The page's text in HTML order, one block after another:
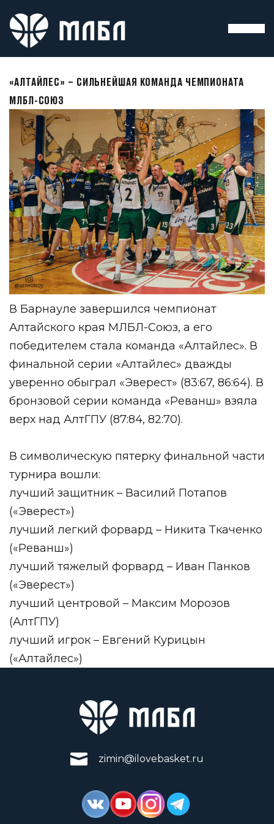
«АЛТАЙЛЕС» – СИЛЬНЕЙШАЯ КОМАНДА ЧЕМПИОНАТА
МЛБЛ-СОЮЗ
В Барнауле завершился чемпионат
Алтайского края МЛБЛ-Союз, а его
победителем стала команда «Алтайлес». В
финальной серии «Алтайлес» дважды
уверенно обыграл «Эверест» (83:67, 86:64). В
бронзовой серии команда «Реванш» взяла
верх над АлтГПУ (87:84, 82:70).
В символическую пятерку финальной части
турнира вошли:
лучший защитник – Василий Потапов
(«Эверест»)
лучший легкий форвард – Никита Ткаченко
(«Реванш»)
лучший тяжелый форвард – Иван Панков
(«Эверест»)
лучший центровой – Максим Морозов
(АлтГПУ)
лучший игрок – Евгений Курицын
(«Алтайлес»)
zimin@ilovebasket.ru